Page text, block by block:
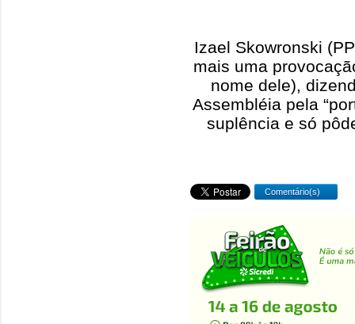
Izael Skowronski
mais uma
nome dele),
Assembléia pela
suplência e só
Comentário(s)